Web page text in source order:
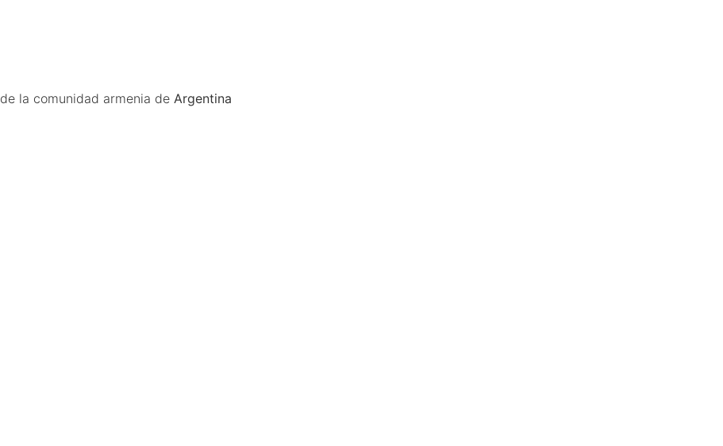
de la comunidad armenia de Argentina